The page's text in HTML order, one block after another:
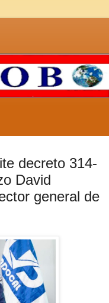
decreto 314-
David
general de